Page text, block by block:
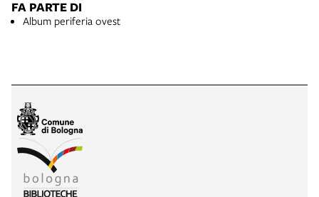
FA PARTE DI
Album periferia ovest